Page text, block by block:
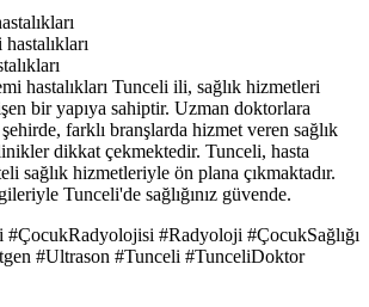
Tunceli ili, sağlık hizmetleri
bir yapıya sahiptir. Uzman doktorlara
şehirde, farklı branşlarda hizmet veren sağlık
dikkat çekmektedir. Tunceli, hasta
sağlık hizmetleriyle ön plana çıkmaktadır.
Tunceli'de sağlığınız güvende.
#Radyoloji #ÇocukSağlığı
#Ultrason #Tunceli #TunceliDoktor